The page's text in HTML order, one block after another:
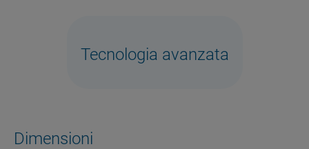
Tecnologia avanzata
Dimensioni